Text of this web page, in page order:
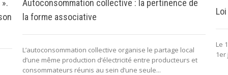
Autoconsommation collective : la pertinence de
la forme associative
L’autoconsommation collective organise le partage local
d’une même production d’électricité entre producteurs et
consommateurs réunis au sein d’une seule...
Le